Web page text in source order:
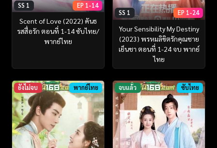
SS 1 EP 1-14
Scent of Love (2022) คันธ
รสสื่อรัก ตอนที่ 1-14 ซับไทย/
พากย์ไทย
SS 1 EP 1-24
Your Sensibility My Destiny
(2023) พรหมลิขิตรักคุณชาย
เย็นชา ตอนที่ 1-24 จบ พากย์
ไทย
ยังไม่จบ พากย์ไทย จบแล้ว ซับไทย